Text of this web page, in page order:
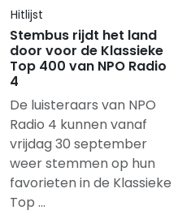
Hitlijst
Stembus rijdt het land
door voor de Klassieke
Top 400 van NPO Radio
4
De luisteraars van NPO
Radio 4 kunnen vanaf
vrijdag 30 september
weer stemmen op hun
favorieten in de Klassieke
Top …